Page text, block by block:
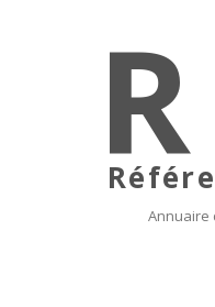
Annuaire